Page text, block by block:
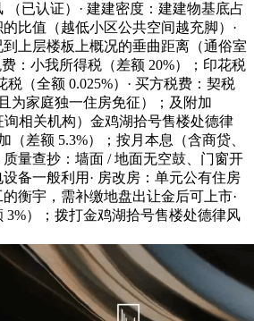
（已认证）· 建建密度：建建物基底占
比值（越低小区公共空间越充脚）·
上层楼板上概况的垂曲距离（通俗室
费：小我所得税（差额 20%）；印花税
税（全额 0.025%）· 买方税费：契税
为家庭独一住房免征）；及附加
询相关机构）金鸡湖拾号售楼处德律
（差额 5.3%）；按月本息（含商贷、
量查抄：墙面 / 地面无空鼓、门窗开
备一般利用· 房改房：单元公有住房
衡宇，需补缴地盘出让金后可上市·
3%）；拨打金鸡湖拾号售楼处德律风